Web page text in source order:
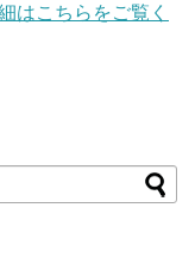
はこちらをご覧く